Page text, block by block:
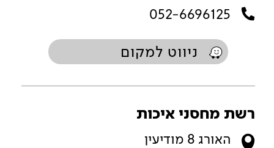
052-6696125
ניווט למקום
רשת מחסני איכות
האורג 8 מודיעין